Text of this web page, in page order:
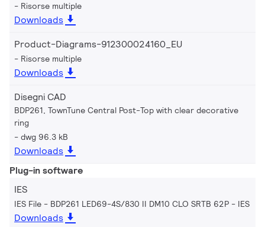
Risorse multiple
Downloads
Product-Diagrams-912300024160_EU
Risorse multiple
Downloads
Disegni CAD
BDP261, TownTune Central Post-Top with clear decorative
ring
dwg 96.3 kB
Downloads
Plug-in software
IES
IES File - BDP261 LED69-4S/830 II DM10 CLO SRTB 62P IES
Downloads